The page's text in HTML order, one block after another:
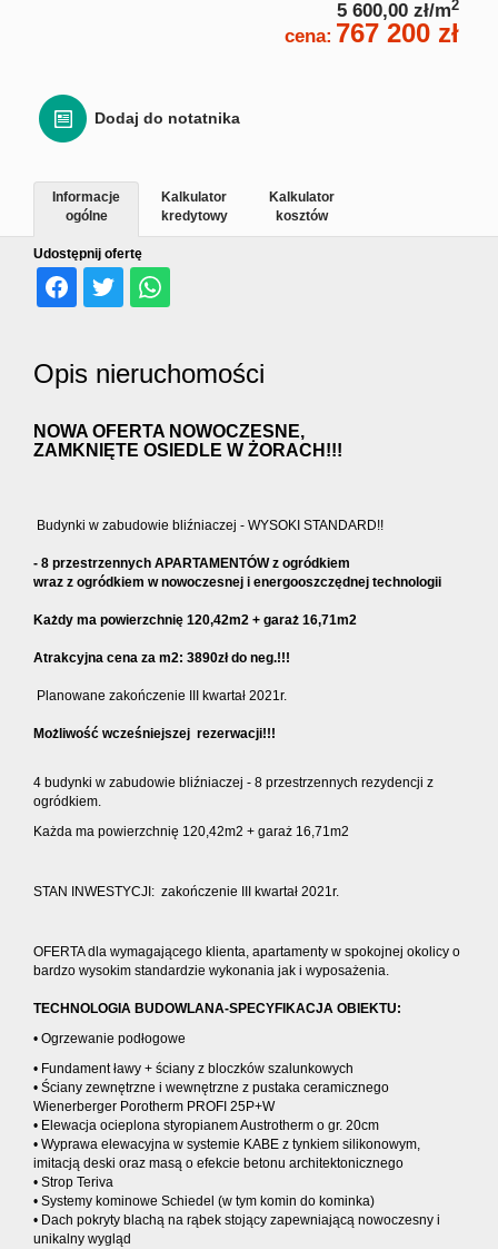
5 600,00 zł/m2
cena: 767 200 zł
Dodaj do notatnika
Udostępnij ofertę
Informacje
ogólne
Kalkulator
kredytowy
Kalkulator
kosztów
Opis nieruchomości
NOWA OFERTA NOWOCZESNE,
ZAMKNIĘTE OSIEDLE W ŻORACH!!!
Budynki w zabudowie bliźniaczej - WYSOKI STANDARD!!
- 8 przestrzennych APARTAMENTÓW z ogródkiem
wraz z ogródkiem w nowoczesnej i energooszczędnej technologii
Każdy ma powierzchnię 120,42m2 + garaż 16,71m2
Atrakcyjna cena za m2: 3890zł do neg.!!!
Planowane zakończenie III kwartał 2021r.
Możliwość wcześniejszej rezerwacji!!!
4 budynki w zabudowie bliźniaczej - 8 przestrzennych rezydencji z
ogródkiem.
Każda ma powierzchnię 120,42m2 + garaż 16,71m2
STAN INWESTYCJI: zakończenie III kwartał 2021r.
OFERTA dla wymagającego klienta, apartamenty w spokojnej okolicy o
bardzo wysokim standardzie wykonania jak i wyposażenia.
TECHNOLOGIA BUDOWLANA-SPECYFIKACJA OBIEKTU:
• Ogrzewanie podłogowe
• Fundament ławy + ściany z bloczków szalunkowych
• Ściany zewnętrzne i wewnętrzne z pustaka ceramicznego
Wienerberger Porotherm PROFI 25P+W
• Elewacja ocieplona styropianem Austrotherm o gr. 20cm
• Wyprawa elewacyjna w systemie KABE z tynkiem silikonowym,
imitacją deski oraz masą o efekcie betonu architektonicznego
• Strop Teriva
• Systemy kominowe Schiedel (w tym komin do kominka)
• Dach pokryty blachą na rąbek stojący zapewniającą nowoczesny i
unikalny wygląd